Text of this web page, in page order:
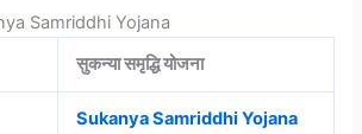
Samriddhi Yojana
सुकन्या समृद्धि योजना
Sukanya Samriddhi Yojana